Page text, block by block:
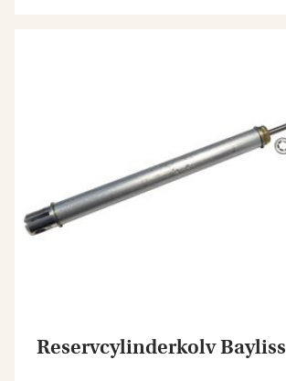
Reservcylinderkolv Bayliss